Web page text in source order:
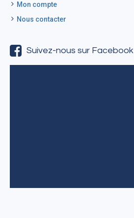
Mon compte
Nous contacter
Suivez-nous sur Facebook